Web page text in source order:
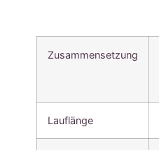
Zusammensetzung
Lauflänge